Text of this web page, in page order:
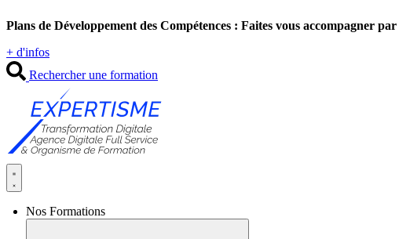
au
Plans de Développement des Compétences : Faites vous accompagner
+ d'infos
Rechercher une formation
Nos Formations